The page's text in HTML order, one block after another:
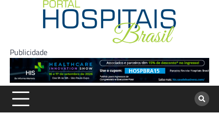
Publicidade